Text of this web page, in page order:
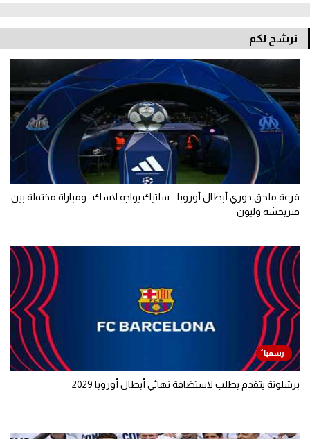
نرشح لكم
قرعة ملحق دوري أبطال أوروبا - سلتيك يواجه لاسك.. ومباراة مختملة بين
فنربخشة وليون
برشلونة يتقدم بطلب لاستضافة نهائي أبطال أوروبا 2029